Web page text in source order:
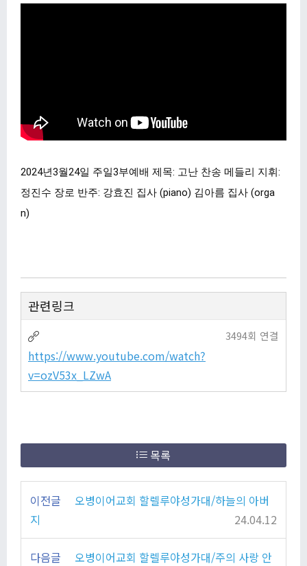
2024년3월24일 주일3부예배 제목: 고난 찬송 메들리 지휘:
정진수 장로 반주: 강효진 집사 (piano) 김아름 집사 (orga
n)
관련링크
https://www.youtube.com/watch?
v=ozV53x_LZwA
3494회 연결
목록
이전글
오병이어교회 할렐루야성가대/하늘의 아버
지
24.04.12
다음글
오병이어교회 할렐루야성가대/주의 사랑 안